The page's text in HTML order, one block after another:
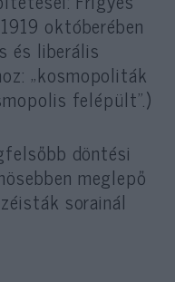
októberében
és liberális
„kosmopoliták
felépült”.)
döntési
meglepő
sorainál